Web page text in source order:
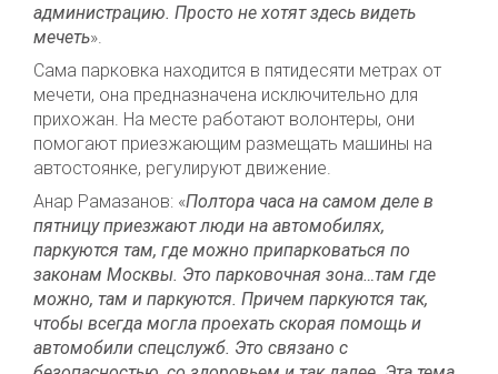
администрацию. Просто не хотят здесь видеть
мечеть».
Сама парковка находится в пятидесяти метрах от
мечети, она предназначена исключительно для
прихожан. На месте работают волонтеры, они
помогают приезжающим размещать машины на
автостоянке, регулируют движение.
Анар Рамазанов: «Полтора часа на самом деле в
пятницу приезжают люди на автомобилях,
паркуются там, где можно припарковаться по
законам Москвы. Это парковочная зона…там где
можно, там и паркуются. Причем паркуются так,
чтобы всегда могла проехать скорая помощь и
автомобили спецслужб. Это связано с